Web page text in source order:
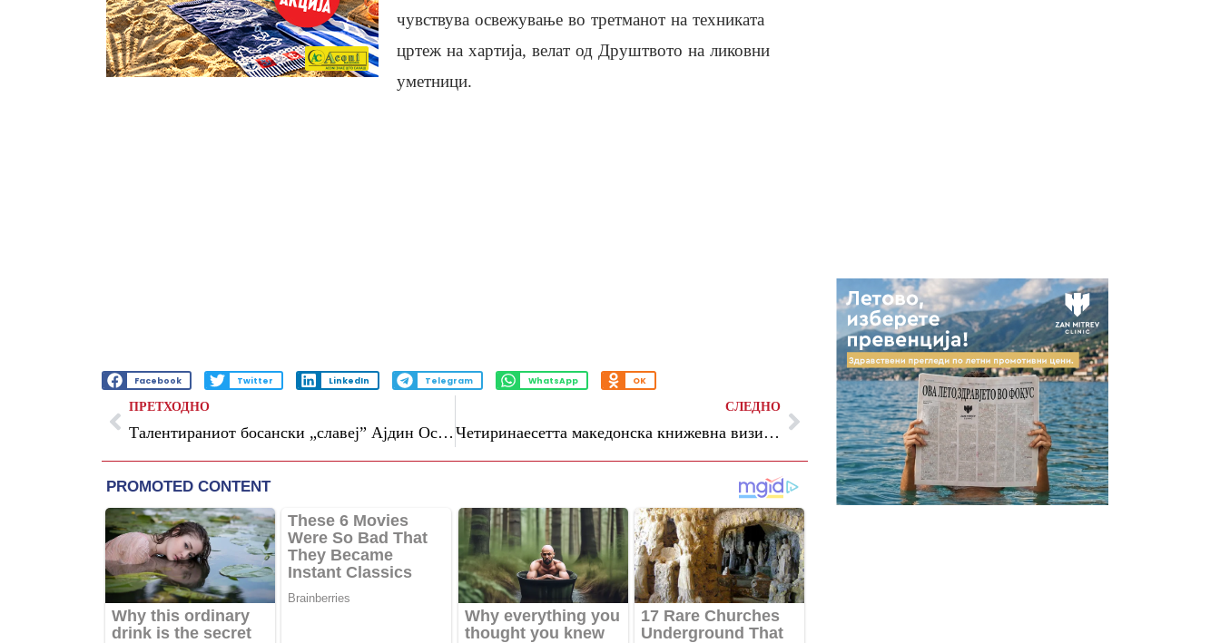
чувствува освежување во третманот на техниката
цртеж на хартија, велат од Друштвото на ликовни
уметници.
Facebook Twitter LinkedIn Telegram WhatsApp OK
ПРЕТХОДНО
Талентираниот босански „славеј” Ајдин Османовиќ во Крива Паланка на прв настап во Македонија
СЛЕДНО
Четиринаесетта македонска книжевна визита во Софија